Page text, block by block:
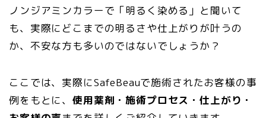
ノンジアミンカラーで「明るく染める」と聞いて
も、実際にどこまでの明るさや仕上がりが叶うの
か、不安な方も多いのではないでしょうか？
ここでは、実際にSafeBeauで施術されたお客様の事
例をもとに、使用薬剤・施術プロセス・仕上がり・